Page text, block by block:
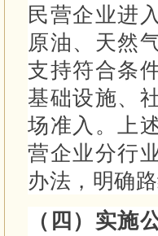
民营企业进
原油、天然
支持符合条
基础设施、
场准入。
上
营企业分行
办法，明确
（四）实施